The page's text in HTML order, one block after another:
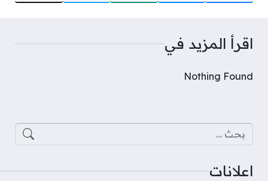
اقرأ المزيد في
Nothing Found
البحث عن:
اعلانات